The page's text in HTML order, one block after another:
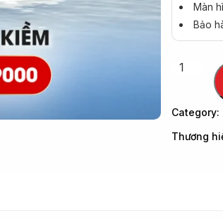
Màn
Bảo
Category:
Thương